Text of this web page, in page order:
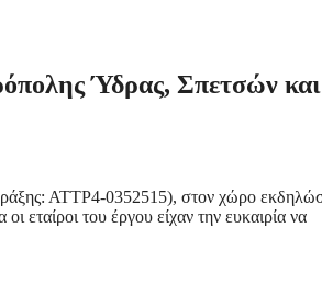
Ύδρας, Σπετσών και
ΑΤΤΡ4-0352515), στον χώρο
εταίροι του έργου είχαν την ευκαιρία να